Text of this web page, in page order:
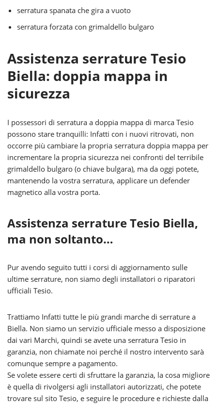
serratura spanata che gira a vuoto
serratura forzata con grimaldello bulgaro
Assistenza serrature Tesio
Biella: doppia mappa in
sicurezza
I possessori di serratura a doppia mappa di marca Tesio
possono stare tranquilli: Infatti con i nuovi ritrovati, non
occorre più cambiare la propria serratura doppia mappa per
incrementare la propria sicurezza nei confronti del terribile
grimaldello bulgaro (o chiave bulgara), ma da oggi potete,
mantenendo la vostra serratura, applicare un defender
magnetico alla vostra porta.
Assistenza serrature Tesio Biella,
ma non soltanto…
Pur avendo seguito tutti i corsi di aggiornamento sulle
ultime serrature, non siamo degli installatori o riparatori
ufficiali Tesio.
Trattiamo Infatti tutte le più grandi marche di serrature a
Biella. Non siamo un servizio ufficiale messo a disposizione
dai vari Marchi, quindi se avete una serratura Tesio in
garanzia, non chiamate noi perché il nostro intervento sarà
comunque sempre a pagamento.
Se volete essere certi di sfruttare la garanzia, la cosa migliore
è quella di rivolgersi agli installatori autorizzati, che potete
trovare sul sito Tesio, e seguire le procedure e richieste dalla